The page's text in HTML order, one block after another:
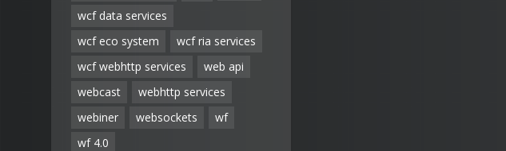
wcf data services
wcf eco system
wcf ria services
wcf webhttp services
web api
webcast
webhttp services
webiner
websockets
wf
wf 4.0